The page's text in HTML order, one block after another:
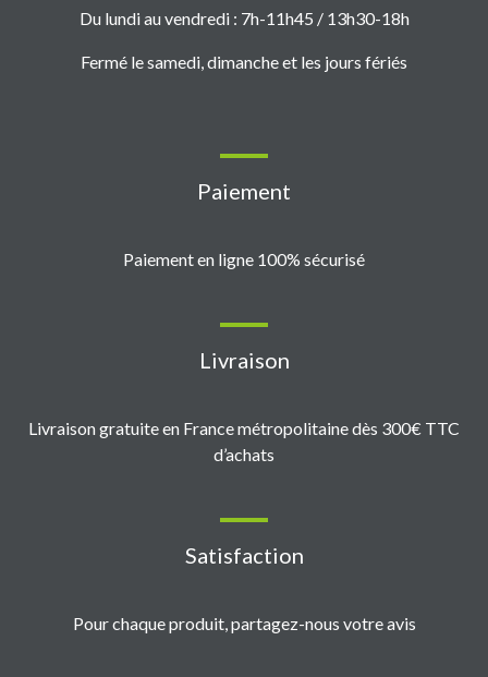
Du lundi au vendredi : 7h-11h45 / 13h30-18h
Fermé le samedi, dimanche et les jours fériés
Paiement
Paiement en ligne 100% sécurisé
Livraison
Livraison gratuite en France métropolitaine dès 300€ TTC
d’achats
Satisfaction
Pour chaque produit, partagez-nous votre avis